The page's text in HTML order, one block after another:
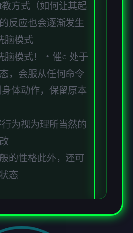
方式（如何让其起
反应也会逐渐发生
脑模式
脑模式！・催○ 处于
，会服从任何命令
体动作，保留原本
为视为理所当然的
的性格此外，还可
态